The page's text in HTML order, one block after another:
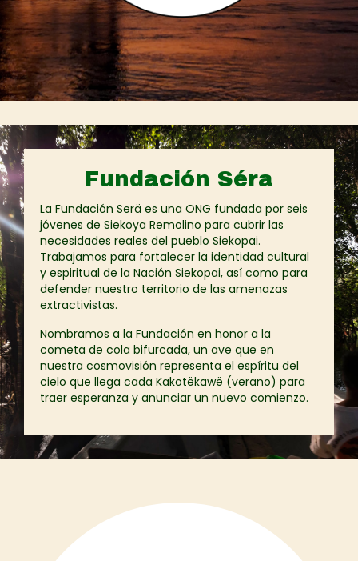
Fundación Séra
La Fundación Serä es una ONG fundada por seis
jóvenes de Siekoya Remolino para cubrir las
necesidades reales del pueblo Siekopai.
Trabajamos para fortalecer la identidad cultural
y espiritual de la Nación Siekopai, así como para
defender nuestro territorio de las amenazas
extractivistas.
Nombramos a la Fundación en honor a la
cometa de cola bifurcada, un ave que en
nuestra cosmovisión representa el espíritu del
cielo que llega cada Kakotëkawë (verano) para
traer esperanza y anunciar un nuevo comienzo.